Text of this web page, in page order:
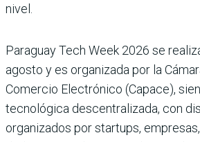
nivel.
Paraguay Tech Week 2026 se
agosto y es organizada por la
Comercio Electrónico (Capace),
tecnológica descentra­lizada, con
organizados por startups,